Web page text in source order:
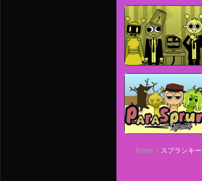
home スプランキ